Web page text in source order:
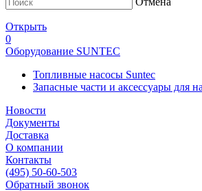
Открыть
0
Оборудование SUNTEC
Топливные насосы Suntec
Запасные части и аксессуары для
Новости
Документы
Доставка
О компании
Контакты
(495) 50-60-503
Обратный звонок